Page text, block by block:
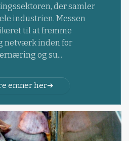
der samler
industrien. Messen
til at fremme
netværk inden for
og su...
emner her